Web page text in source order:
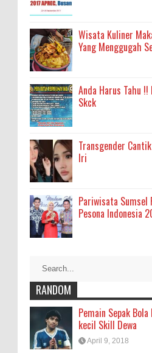
Wisata Kuliner
Yang Menggugah
Anda Harus Tahu
Skck
Transgender
Iri
Pariwisata Sumsel
Pesona Indonesia
RANDOM
Pemain Sepak
kecil Skill Dewa
April 9, 2018